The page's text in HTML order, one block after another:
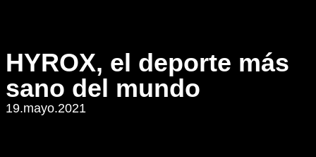
HYROX, el deporte más
sano del mundo
19.mayo.2021